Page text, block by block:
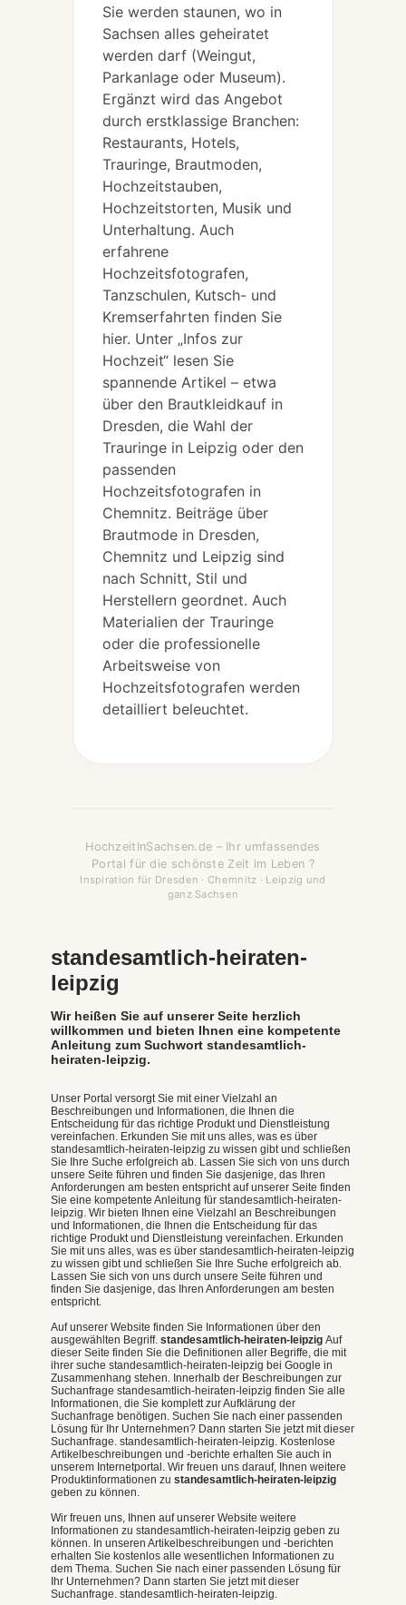
Sie werden staunen, wo in
Sachsen alles geheiratet
werden darf (Weingut,
Parkanlage oder Museum).
Ergänzt wird das Angebot
durch erstklassige Branchen:
Restaurants, Hotels,
Trauringe, Brautmoden,
Hochzeitstauben,
Hochzeitstorten, Musik und
Unterhaltung. Auch
erfahrene
Hochzeitsfotografen,
Tanzschulen, Kutsch- und
Kremserfahrten finden Sie
hier. Unter „Infos zur
Hochzeit“ lesen Sie
spannende Artikel – etwa
über den Brautkleidkauf in
Dresden, die Wahl der
Trauringe in Leipzig oder den
passenden
Hochzeitsfotografen in
Chemnitz. Beiträge über
Brautmode in Dresden,
Chemnitz und Leipzig sind
nach Schnitt, Stil und
Herstellern geordnet. Auch
Materialien der Trauringe
oder die professionelle
Arbeitsweise von
Hochzeitsfotografen werden
detailliert beleuchtet.
HochzeitInSachsen.de – Ihr umfassendes
Portal für die schönste Zeit im Leben ?
Inspiration für Dresden · Chemnitz · Leipzig und
ganz Sachsen
standesamtlich-heiraten-
leipzig
Wir heißen Sie auf unserer Seite herzlich
willkommen und bieten Ihnen eine kompetente
Anleitung zum Suchwort standesamtlich-
heiraten-leipzig.
Unser Portal versorgt Sie mit einer Vielzahl an
Beschreibungen und Informationen, die Ihnen die
Entscheidung für das richtige Produkt und Dienstleistung
vereinfachen. Erkunden Sie mit uns alles, was es über
standesamtlich-heiraten-leipzig zu wissen gibt und schließen
Sie Ihre Suche erfolgreich ab. Lassen Sie sich von uns durch
unsere Seite führen und finden Sie dasjenige, das Ihren
Anforderungen am besten entspricht auf unserer Seite finden
Sie eine kompetente Anleitung für standesamtlich-heiraten-
leipzig. Wir bieten Ihnen eine Vielzahl an Beschreibungen
und Informationen, die Ihnen die Entscheidung für das
richtige Produkt und Dienstleistung vereinfachen. Erkunden
Sie mit uns alles, was es über standesamtlich-heiraten-leipzig
zu wissen gibt und schließen Sie Ihre Suche erfolgreich ab.
Lassen Sie sich von uns durch unsere Seite führen und
finden Sie dasjenige, das Ihren Anforderungen am besten
entspricht.
Auf unserer Website finden Sie Informationen über den
ausgewählten Begriff. standesamtlich-heiraten-leipzig Auf
dieser Seite finden Sie die Definitionen aller Begriffe, die mit
ihrer suche standesamtlich-heiraten-leipzig bei Google in
Zusammenhang stehen. Innerhalb der Beschreibungen zur
Suchanfrage standesamtlich-heiraten-leipzig finden Sie alle
Informationen, die Sie komplett zur Aufklärung der
Suchanfrage benötigen. Suchen Sie nach einer passenden
Lösung für Ihr Unternehmen? Dann starten Sie jetzt mit dieser
Suchanfrage. standesamtlich-heiraten-leipzig. Kostenlose
Artikelbeschreibungen und -berichte erhalten Sie auch in
unserem Internetportal. Wir freuen uns darauf, Ihnen weitere
Produktinformationen zu standesamtlich-heiraten-leipzig
geben zu können.
Wir freuen uns, Ihnen auf unserer Website weitere
Informationen zu standesamtlich-heiraten-leipzig geben zu
können. In unseren Artikelbeschreibungen und -berichten
erhalten Sie kostenlos alle wesentlichen Informationen zu
dem Thema. Suchen Sie nach einer passenden Lösung für
Ihr Unternehmen? Dann starten Sie jetzt mit dieser
Suchanfrage. standesamtlich-heiraten-leipzig.